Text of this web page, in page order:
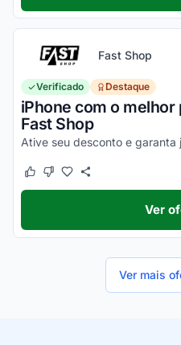
Fast Shop
Verificado Destaque
iPhone com o
Fast Shop
Este cupom funcionou
Este cupom não funcionou
Ver
Ver mais